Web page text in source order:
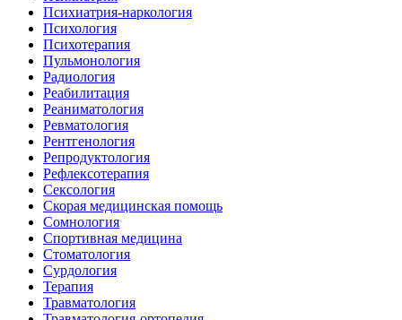
Психиатрия-наркология
Психология
Психотерапия
Пульмонология
Радиология
Реабилитация
Реаниматология
Ревматология
Рентгенология
Репродуктология
Рефлексотерапия
Сексология
Скорая медицинская помощь
Сомнология
Спортивная медицина
Стоматология
Сурдология
Терапия
Травматология